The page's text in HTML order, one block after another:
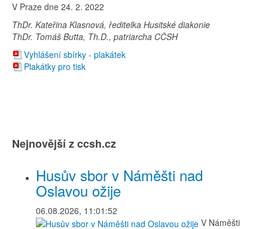
V Praze dne 24. 2. 2022
ThDr. Kateřina Klasnová, ředitelka Husitské diakonie
ThDr. Tomáš Butta, Th.D., patriarcha CČSH
Vyhlášení sbírky - plakátek
Plakátky pro tisk
Nejnovější z ccsh.cz
Husův sbor v Náměšti nad
Oslavou ožije
06.08.2026, 11:01:52
V Náměšti